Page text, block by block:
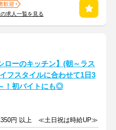
歓迎
求人一覧を見る
ローのキッチン】(朝～ラス
イフスタイルに合わせて1日3
！初バイトにも◎
円 以上 ≪土日祝は時給UP≫